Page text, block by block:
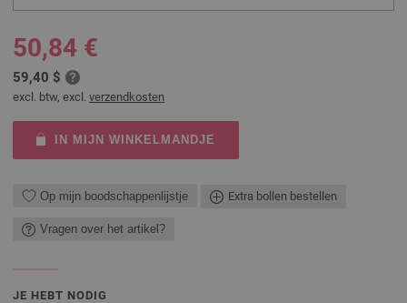
50,84 €
59,40 $
excl. btw, excl. verzendkosten
IN MIJN WINKELMANDJE
Op mijn boodschappenlijstje Extra bollen bestellen
Vragen over het artikel?
JE HEBT NODIG